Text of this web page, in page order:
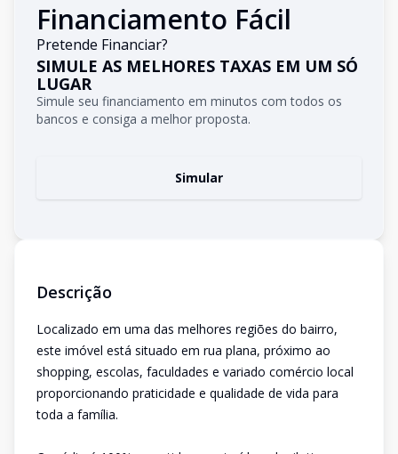
Financiamento Fácil
Pretende Financiar?
SIMULE AS MELHORES TAXAS EM UM SÓ
LUGAR
Simule seu financiamento em minutos com todos os
bancos e consiga a melhor proposta.
Simular
Descrição
Localizado em uma das melhores regiões do bairro,
este imóvel está situado em rua plana, próximo ao
shopping, escolas, faculdades e variado comércio local
proporcionando praticidade e qualidade de vida para
toda a família.